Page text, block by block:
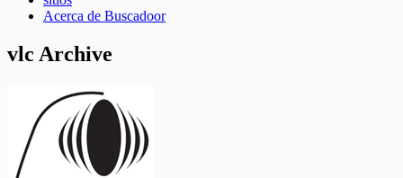
Acerca de Buscadoor
vlc Archive